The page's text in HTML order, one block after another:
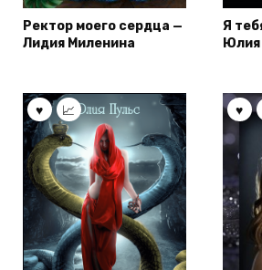
Ректор моего сердца —
Лидия Миленина
Я
Юлия